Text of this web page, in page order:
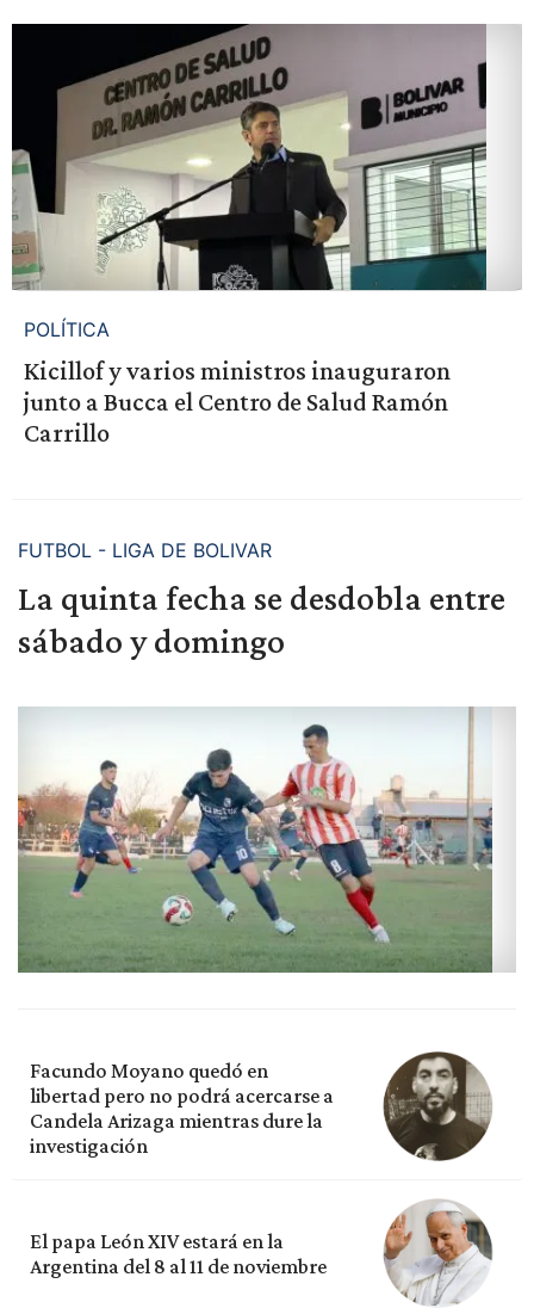
POLÍTICA
Kicillof y varios ministros inauguraron
junto a Bucca el Centro de Salud Ramón
Carrillo
FUTBOL - LIGA DE BOLIVAR
La quinta fecha se desdobla entre
sábado y domingo
Facundo Moyano quedó en
libertad pero no podrá acercarse a
Candela Arizaga mientras dure la
investigación
El papa León XIV estará en la
Argentina del 8 al 11 de noviembre